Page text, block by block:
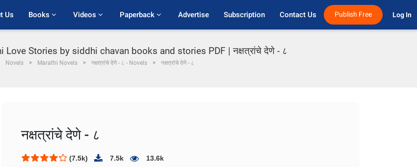
Us Books Videos Paperback Advertise Subscription Contact Us Publish Free Log In
Stories by siddhi chavan books and stories PDF | नक्षत्रांचे देणे - ८
Novels Marathi Novels नक्षत्रांचे देणे - ८ - Novels नक्षत्रांचे देणे - ८
नक्षत्रांचे देणे - ८
(7.5k) 7.5k 13.6k